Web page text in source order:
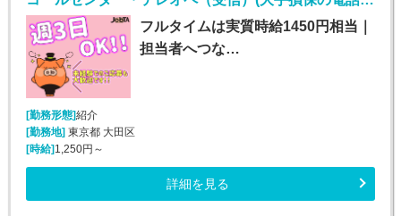
フルタイムは実質時給1450円相当｜
担当者へつな…
[勤務形態]紹介
[勤務地] 東京都 大田区
[時給] 1,250円～
詳細を見る